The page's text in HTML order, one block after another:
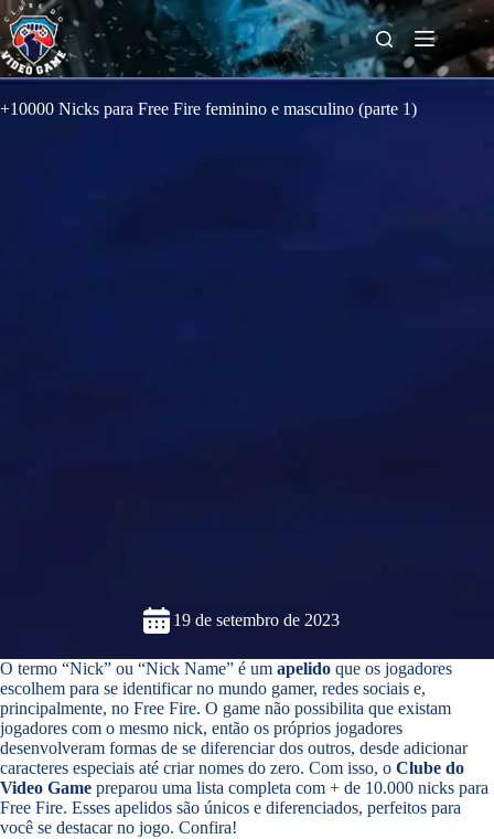
k
i
p
o
+10000 Nicks para Free Fire feminino e masculino (parte 1)
19 de setembro de 2023
O termo “Nick” ou “Nick Name” é um apelido que os jogadores
escolhem para se identificar no mundo gamer, redes sociais e,
principalmente, no Free Fire. O game não possibilita que existam
jogadores com o mesmo nick, então os próprios jogadores
desenvolveram formas de se diferenciar dos outros, desde adicionar
caracteres especiais até criar nomes do zero. Com isso, o Clube do
Video Game preparou uma lista completa com + de 10.000 nicks para
Free Fire. Esses apelidos são únicos e diferenciados, perfeitos para
você se destacar no jogo. Confira!